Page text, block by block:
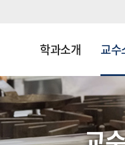
학과소개 교수